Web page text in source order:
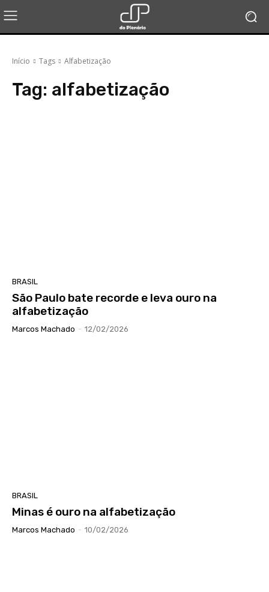
Início Tags Alfabetização
Tag: alfabetização
BRASIL
São Paulo bate recorde e leva ouro na
alfabetização
Marcos Machado - 12/02/2026
BRASIL
Minas é ouro na alfabetização
Marcos Machado - 10/02/2026